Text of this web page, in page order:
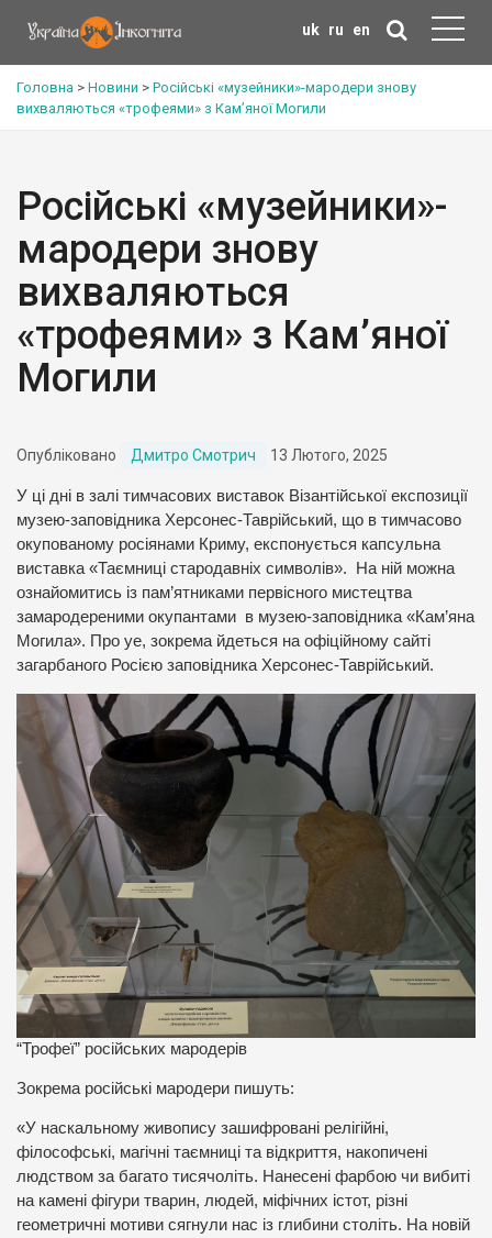
uk ru en
Головна > Новини > Російські «музейники»-мародери знову
вихваляються «трофеями» з Кам’яної Могили
Російські «музейники»-
мародери знову
вихваляються
«трофеями» з Кам’яної
Могили
Опубліковано Дмитро Смотрич 13 Лютого, 2025
У ці дні в залі тимчасових виставок Візантійської експозиції
музею-заповідника Херсонес-Таврійський, що в тимчасово
окупованому росіянами Криму, експонується капсульна
виставка «Таємниці стародавніх символів». На ній можна
ознайомитись із пам’ятниками первісного мистецтва
замародереними окупантами в музею-заповідника «Кам’яна
Могила». Про уе, зокрема йдеться на офіційному сайті
загарбаного Росією заповідника Херсонес-Таврійський.
“Трофеї” російських мародерів
Зокрема російські мародери пишуть:
«У наскальному живопису зашифровані релігійні,
філософські, магічні таємниці та відкриття, накопичені
людством за багато тисячоліть. Нанесені фарбою чи вибиті
на камені фігури тварин, людей, міфічних істот, різні
геометричні мотиви сягнули нас із глибини століть. На новій